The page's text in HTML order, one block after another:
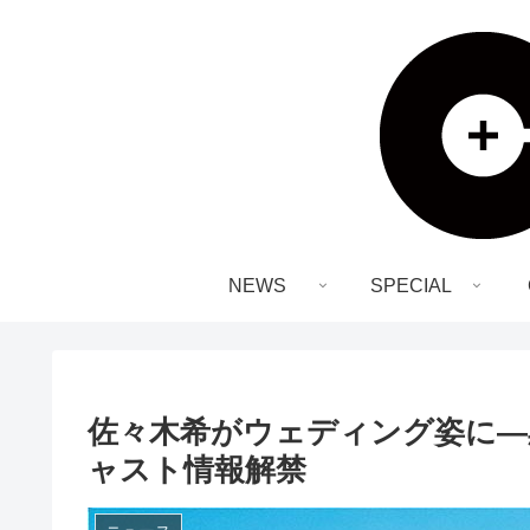
NEWS SPECIAL
佐々木希がウェディング姿に
ャスト情報解禁